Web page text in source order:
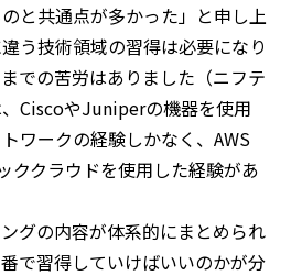
と共通点が多かった」と申し上
う技術領域の習得は必要になり
での苦労はありました（ニフテ
CiscoやJuniperの機器を使用
ワークの経験しかなく、AWS
ククラウドを使用した経験があ
グの内容が体系的にまとめられ
で習得していけばいいのかが分